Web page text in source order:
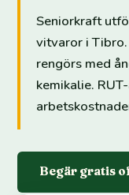
Seniorkraft
vitvaror i
rengörs med
kemikalie.
Begär gratis